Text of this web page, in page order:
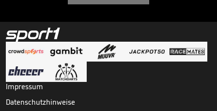
Impressum
Datenschutzhinweise